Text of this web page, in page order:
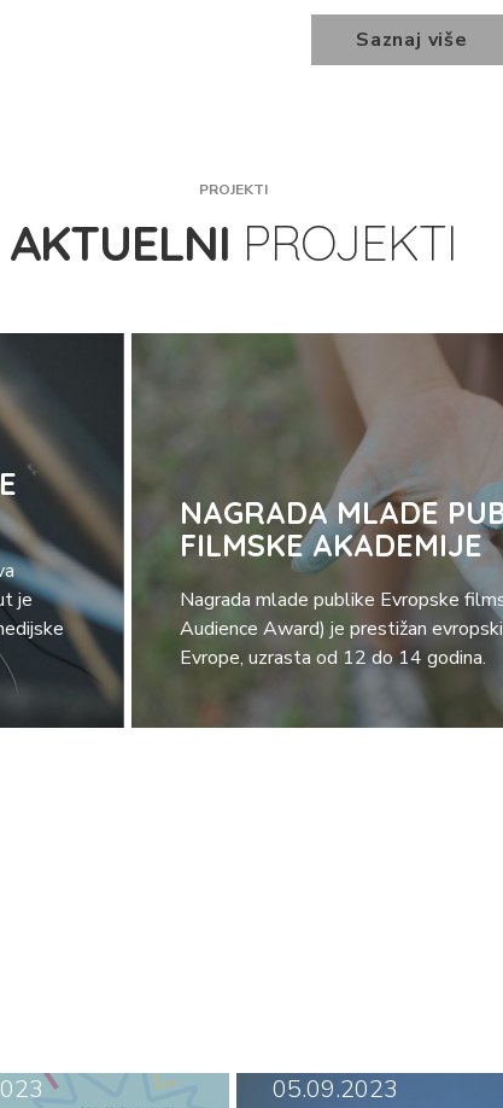
Saznaj više
PROJEKTI
AKTUELNI PROJEKTI
je
NAGRADA MLADE
FILMSKE AKADEMIJE
Nagrada mlade publike Evropske
Audience Award) je prestižan
Evrope, uzrasta od 12 do 14 godina.
05.09.2023